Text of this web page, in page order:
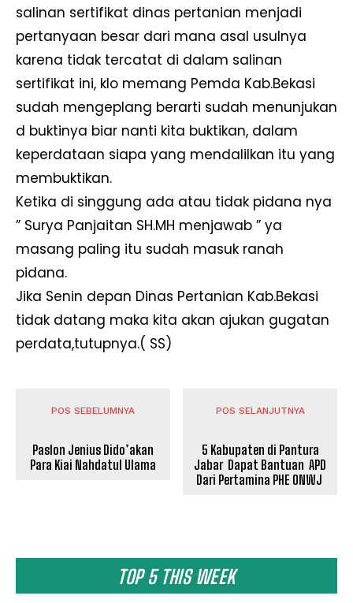
TOP 5 THIS WEEK
salinan sertifikat dinas pertanian menjadi
pertanyaan besar dari mana asal usulnya
karena tidak tercatat di dalam salinan
sertifikat ini, klo memang Pemda Kab.Bekasi
sudah mengeplang berarti sudah menunjukan
d buktinya biar nanti kita buktikan, dalam
keperdataan siapa yang mendalilkan itu yang
membuktikan.
Ketika di singgung ada atau tidak pidana nya
” Surya Panjaitan SH.MH menjawab ” ya
masang paling itu sudah masuk ranah
pidana.
Jika Senin depan Dinas Pertanian Kab.Bekasi
tidak datang maka kita akan ajukan gugatan
perdata,tutupnya.( SS)
POS SEBELUMNYA
Paslon Jenius Dido’akan
Para Kiai Nahdatul Ulama
POS SELANJUTNYA
5 Kabupaten di Pantura
Jabar Dapat Bantuan APD
Dari Pertamina PHE ONWJ